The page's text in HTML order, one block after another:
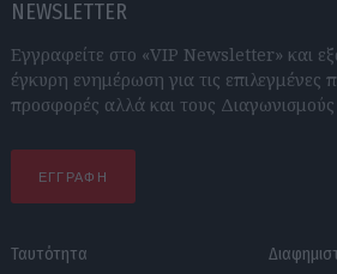
NEWSLETTER
Εγγραφείτε στο «VIP Newsletter» και
έγκυρη ενημέρωση για τις επιλεγμένες
προσφορές αλλά και τους
ΕΓΓΡΑΦΗ
Ταυτότητα